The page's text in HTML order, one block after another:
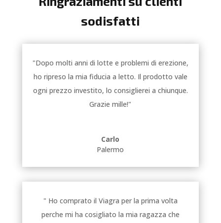
sodisfatti
"Dopo molti anni di lotte e problemi di erezione,
ho ripreso la mia fiducia a letto. Il prodotto vale
ogni prezzo investito, lo consiglierei a chiunque.
Grazie mille!"
Carlo
Palermo
" Ho comprato il Viagra per la prima volta
perche mi ha cosigliato la mia ragazza che